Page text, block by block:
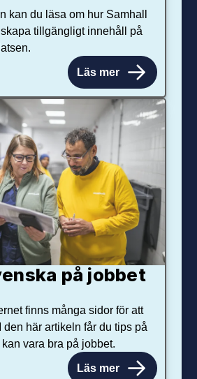
kan du läsa om hur Samhall
tillgängligt innehåll på
Läs mer
på jobbet
finns många sidor för att
den här artikeln får du tips på
vara bra på jobbet.
Läs mer